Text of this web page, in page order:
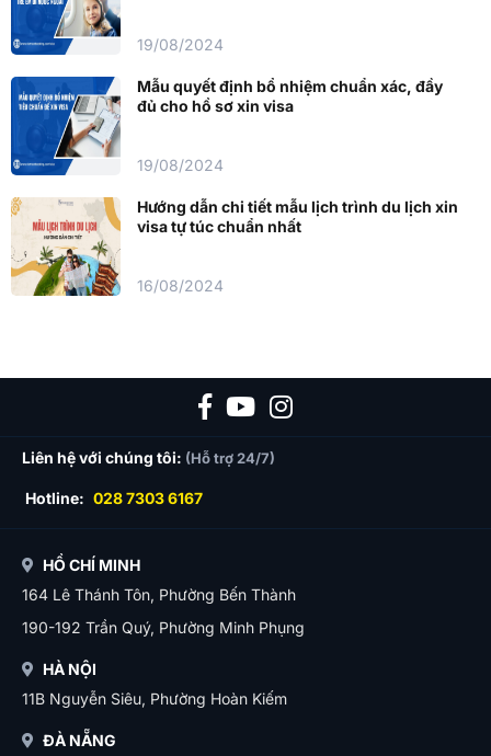
19/08/2024
Mẫu quyết định bổ nhiệm chuẩn xác, đầy
đủ cho hồ sơ xin visa
19/08/2024
Hướng dẫn chi tiết mẫu lịch trình du lịch xin
visa tự túc chuẩn nhất
16/08/2024
Liên hệ với chúng tôi: (Hỗ trợ 24/7)
Hotline: 028 7303 6167
HỒ CHÍ MINH
164 Lê Thánh Tôn, Phường Bến Thành
190-192 Trần Quý, Phường Minh Phụng
HÀ NỘI
11B Nguyễn Siêu, Phường Hoàn Kiếm
ĐÀ NẴNG